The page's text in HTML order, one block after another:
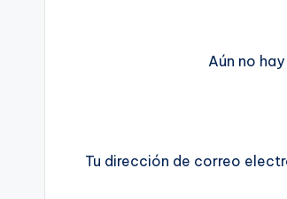
Aún no
Tu dirección de correo